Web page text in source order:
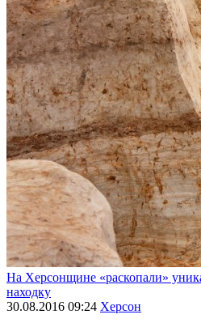
На Херсонщине «раскопали»
находку
30.08.2016 09:24 Херсон